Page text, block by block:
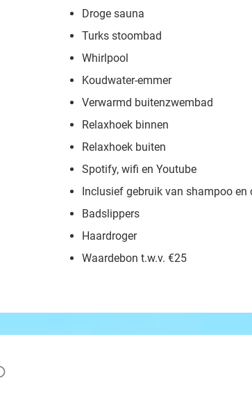
Droge sauna
Turks stoombad
Whirlpool
Koudwater-emmer
Verwarmd buitenzwembad
Relaxhoek binnen
Relaxhoek buiten
Spotify, wifi en Youtube
Inclusief gebruik van shampoo en
Badslippers
Haardroger
Waardebon t.w.v. €25